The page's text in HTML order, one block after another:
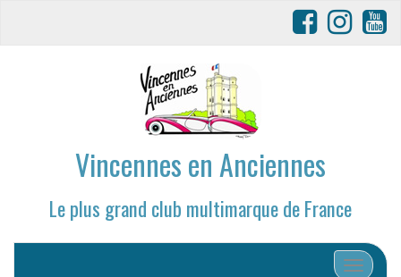
Vincennes en Anciennes
Le plus grand club multimarque de France
Afficher/